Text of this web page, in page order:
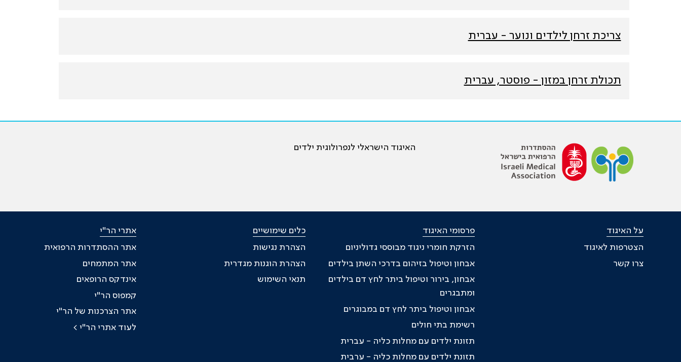
צריכת זרחן לילדים ונוער - עברית
תכולת זרחן במזון - פוסטר, עברית
האיגוד הישראלי לנפרולוגית ילדים
על האיגוד
הצטרפות לאיגוד
צרו קשר
פרסומי האיגוד
הזרקת חומרי ניגוד מבוססי גדוליניום
אבחון וטיפול בזיהום בדרכי השתן בילדים
אבחון, בירור וטיפול ביתר לחץ דם בילדים
ומתבגרים
אבחון וטיפול ביתר לחץ דם במבוגרים
רשימת בתי חולים
תזונת ילדים עם מחלות כליה - עברית
תזונת ילדים עם מחלות כליה - ערבית
כלים שימושיים
הצהרת נגישות
הצהרת הוגנות מגדרית
תנאי השימוש
אתרי הר"י
אתר ההסתדרות הרפואית
אתר המתמחים
אינדקס הרופאים
קמפוס הר"י
אתר הצרכנות של הר"י
לעוד אתרי הר"י >